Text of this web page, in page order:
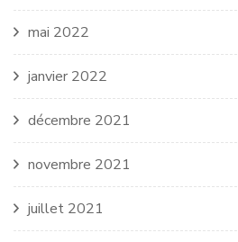
mai 2022
janvier 2022
décembre 2021
novembre 2021
juillet 2021